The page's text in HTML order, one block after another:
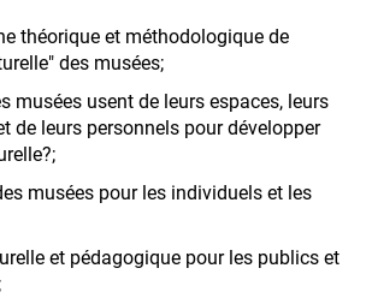
théorique et méthodologique de
des musées;
musées usent de leurs espaces, leurs
de leurs personnels pour développer
musées pour les individuels et les
et pédagogique pour les publics et